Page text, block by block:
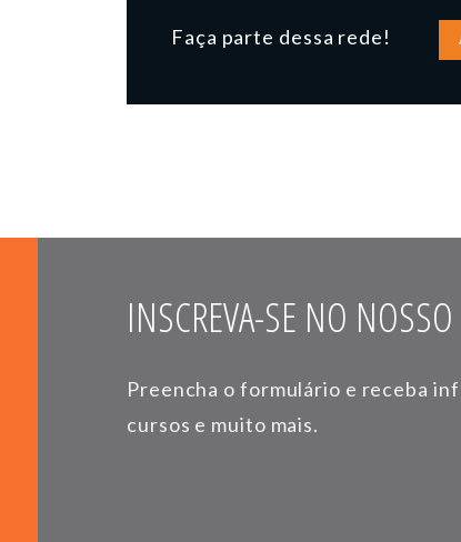
Faça parte dessa rede!
INSCREVA-SE NO
Preencha o formulário e receba
cursos e muito mais.